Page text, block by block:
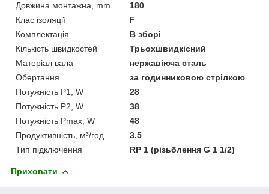
Довжина монтажна, mm
180
Клас ізоляції
F
Комплектація
В зборі
Кількість швидкостей
Трьохшвидкісний
Матеріал вала
нержавіюча сталь
Обертання
за годинниковою стрілкою
Потужність P1, W
28
Потужність P2, W
38
Потужність Pmax, W
48
Продуктивність, м³/год
3.5
Тип підключення
RP 1 (різьблення G 1 1/2)
Приховати